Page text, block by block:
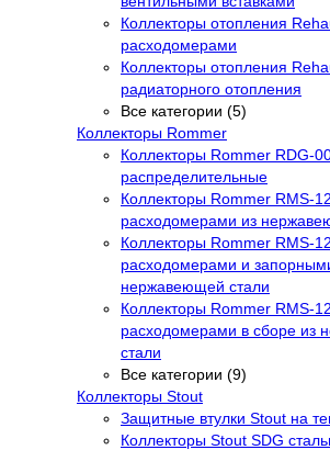
Коллекторы отопления
расходомерами
Коллекторы отопления
радиаторного отопления
Все категории (5)
Коллекторы Rommer
Коллекторы Rommer RDG-
распределительные
Коллекторы Rommer RMS-
расходомерами из
Коллекторы Rommer RMS-
расходомерами и
нержавеющей стали
Коллекторы Rommer RMS-
расходомерами в сборе из
стали
Все категории (9)
Коллекторы Stout
Защитные втулки Stout на
Коллекторы Stout SDG